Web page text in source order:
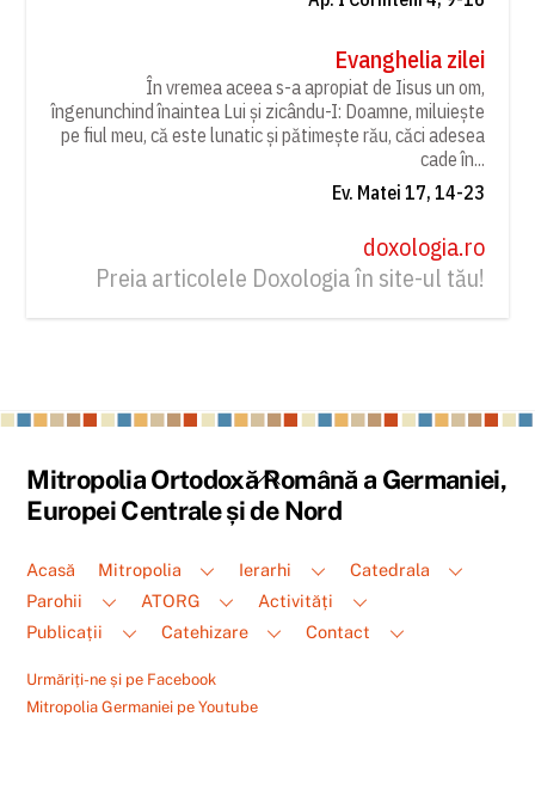
Evanghelia zilei
În vremea aceea s-a apropiat de Iisus un om,
îngenunchind înaintea Lui și zicându-I: Doamne, miluiește
pe fiul meu, că este lunatic și pătimește rău, căci adesea
cade în...
Ev. Matei 17, 14-23
doxologia.ro
Preia articolele Doxologia în site-ul tău!
Back
To
Mitropolia Ortodoxă Română a Germaniei,
Europei Centrale și de Nord
Acasă Mitropolia Ierarhi
Catedrala
Parohii
ATORG
Activități
Publicații
Catehizare Contact
Urmăriți-ne și pe Facebook
Mitropolia Germaniei pe Youtube